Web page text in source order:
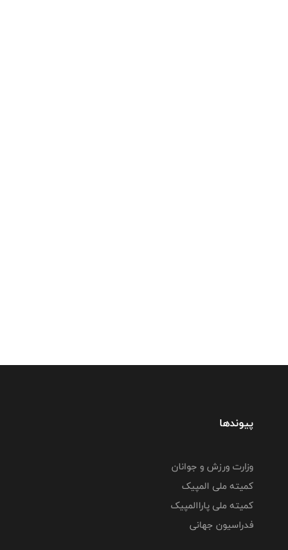
پیوندها
وزارت ورزش و جوانان
کمیته ملی المپیک
کمیته ملی پاراالمپیک
فدراسیون جهانی